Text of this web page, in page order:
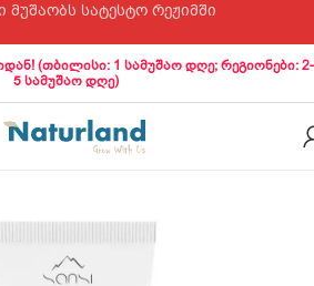
მუშაობს სატესტო რეჟიმში
(თბილისი: 1 სამუშაო დღე; რეგიონები: 2-
5 სამუშაო დღე)